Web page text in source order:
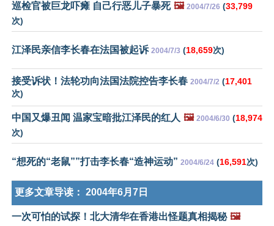
巡检官被巨龙吓瘫 自己行恶儿子暴死 🖼️ 2004/7/26 (33,799
次)
江泽民亲信李长春在法国被起诉 2004/7/3 (18,659次)
接受诉状！法轮功向法国法院控告李长春 2004/7/2 (17,401
次)
中国又爆丑闻 温家宝暗批江泽民的红人 🖼️ 2004/6/30 (18,974
次)
“想死的“老鼠””打击李长春“造神运动” 2004/6/24 (16,591次)
更多文章导读： 2004年6月7日
一次可怕的试探！北大清华在香港出怪题真相揭秘 🖼️